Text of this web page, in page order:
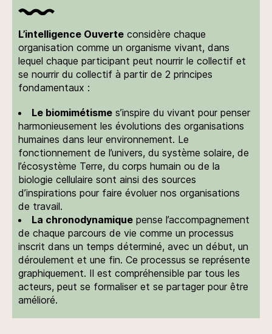
L’intelligence Ouverte considère chaque
organisation comme un organisme vivant, dans
lequel chaque participant peut nourrir le collectif et
se nourrir du collectif à partir de 2 principes
fondamentaux :
Le biomimétisme s’inspire du vivant pour penser
harmonieusement les évolutions des organisations
humaines dans leur environnement. Le
fonctionnement de l’univers, du système solaire, de
l’écosystème Terre, du corps humain ou de la
biologie cellulaire sont ainsi des sources
d’inspirations pour faire évoluer nos organisations
de travail.
La chronodynamique pense l’accompagnement
de chaque parcours de vie comme un processus
inscrit dans un temps déterminé, avec un début, un
déroulement et une fin. Ce processus se représente
graphiquement. Il est compréhensible par tous les
acteurs, peut se formaliser et se partager pour être
amélioré.